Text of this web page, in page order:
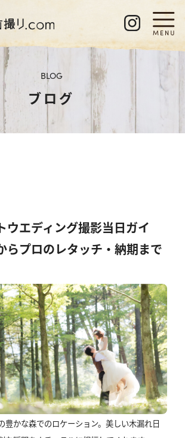
BLOG
ブログ
ウエディング撮影当日ガイ
らプロのレタッチ・納期まで
豊かな森でのロケーション。美しい木漏れ日